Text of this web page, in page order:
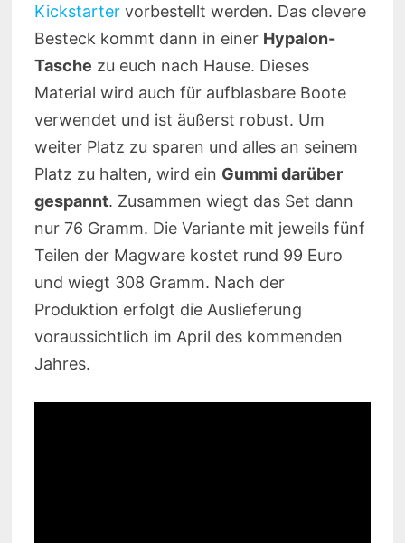
Kickstartervorbestellt werden. Das clevere
Besteck kommt dann in einer Hypalon-
Tasche zu euch nach Hause. Dieses
Material wird auch für aufblasbare Boote
verwendet und ist äußerst robust. Um
weiter Platz zu sparen und alles an seinem
Platz zu halten, wird ein Gummi darüber
gespannt. Zusammen wiegt das Set dann
nur 76 Gramm. Die Variante mit jeweils fünf
Teilen der Magware kostet rund 99 Euro
und wiegt 308 Gramm. Nach der
Produktion erfolgt die Auslieferung
voraussichtlich im April des kommenden
Jahres.